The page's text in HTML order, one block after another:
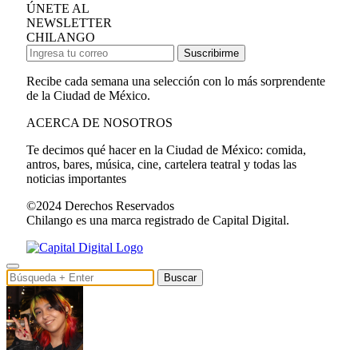
ÚNETE AL
NEWSLETTER
CHILANGO
Suscribirme
Recibe cada semana una selección con lo más sorprendente
de la Ciudad de México.
ACERCA DE NOSOTROS
Te decimos qué hacer en la Ciudad de México: comida,
antros, bares, música, cine, cartelera teatral y todas las
noticias importantes
©2024 Derechos Reservados
Chilango es una marca registrado de Capital Digital.
Buscar